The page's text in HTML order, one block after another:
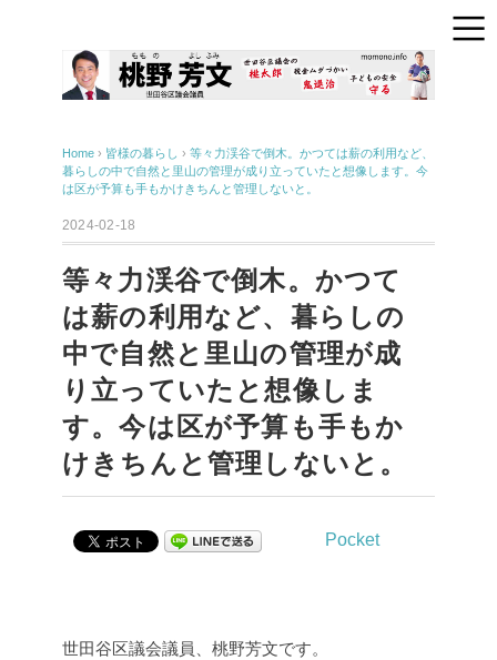
Home › 皆様の暮らし › 等々力渓谷で倒木。かつては薪の利用など、
暮らしの中で自然と里山の管理が成り立っていたと想像します。今
は区が予算も手もかけきちんと管理しないと。
2024-02-18
等々力渓谷で倒木。かつて
は薪の利用など、暮らしの
中で自然と里山の管理が成
り立っていたと想像しま
す。今は区が予算も手もか
けきちんと管理しないと。
Pocket
世田谷区議会議員、桃野芳文です。